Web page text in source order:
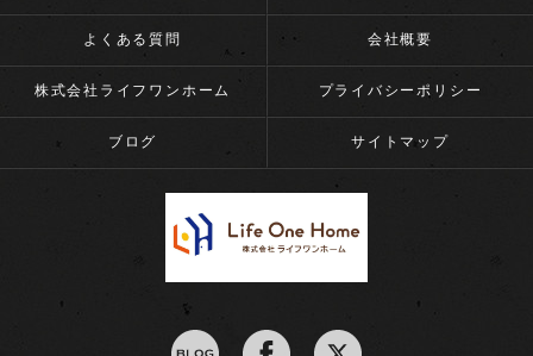
よくある質問 会社概要
株式会社ライフワンホーム プライバシーポリシー
ブログ サイトマップ